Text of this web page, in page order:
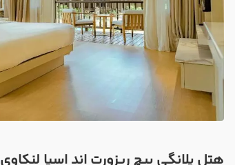
هتل پلانگی بیچ ریزورت اند اسپا لنکاوی